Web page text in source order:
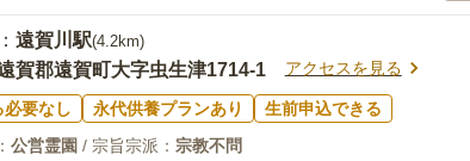
30分かかるところの店で前もって買ったり食べるときも遠く
とないので非常に不便です。
口コミの続きを読む
遠賀川 駅(4.2km)
賀郡遠賀町大字虫生津1714-1 アクセスを見る
要なし 永代供養プランあり
生前申込できる
公営霊園 / 宗旨宗派： 宗教不問